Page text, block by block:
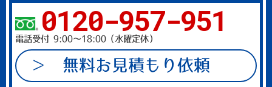
だ
さ
い。
0120-957-951
電話受付 9:00～18:00（水曜定休）
無料お見積もり依頼